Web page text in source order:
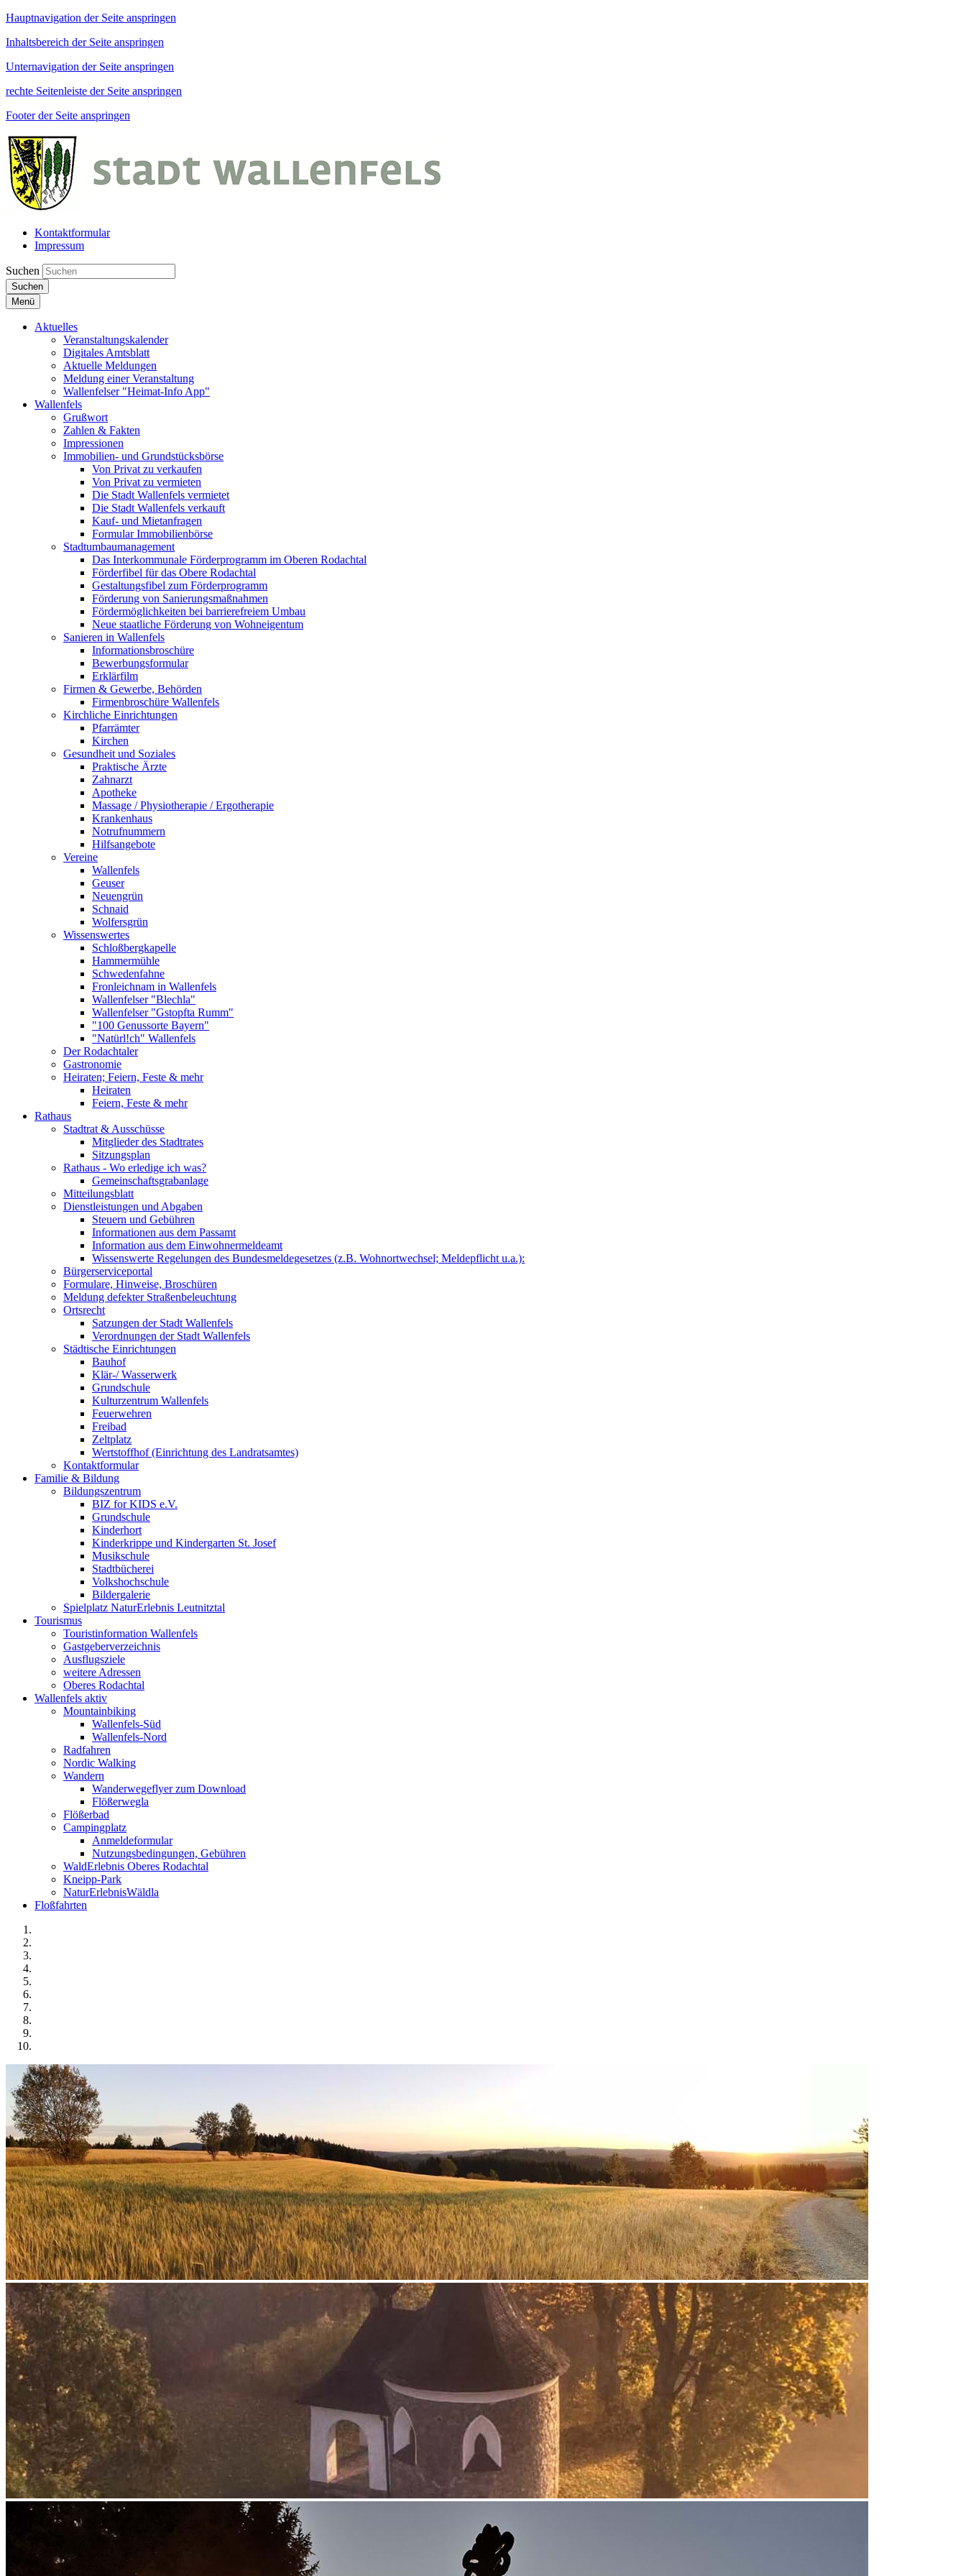
Hauptnavigation der Seite anspringen
Inhaltsbereich der Seite anspringen
Unternavigation der Seite anspringen
rechte Seitenleiste der Seite anspringen
Footer der Seite anspringen
Kontaktformular
Impressum
Suchen
Suchen
Menü
Aktuelles
Veranstaltungskalender
Digitales Amtsblatt
Aktuelle Meldungen
Meldung einer Veranstaltung
Wallenfelser "Heimat-Info App"
Wallenfels
Grußwort
Zahlen & Fakten
Impressionen
Immobilien- und Grundstücksbörse
Von Privat zu verkaufen
Von Privat zu vermieten
Die Stadt Wallenfels vermietet
Die Stadt Wallenfels verkauft
Kauf- und Mietanfragen
Formular Immobilienbörse
Stadtumbaumanagement
Das Interkommunale Förderprogramm im Oberen Rodachtal
Förderfibel für das Obere Rodachtal
Gestaltungsfibel zum Förderprogramm
Förderung von Sanierungsmaßnahmen
Fördermöglichkeiten bei barrierefreiem Umbau
Neue staatliche Förderung von Wohneigentum
Sanieren in Wallenfels
Informationsbroschüre
Bewerbungsformular
Erklärfilm
Firmen & Gewerbe, Behörden
Firmenbroschüre Wallenfels
Kirchliche Einrichtungen
Pfarrämter
Kirchen
Gesundheit und Soziales
Praktische Ärzte
Zahnarzt
Apotheke
Massage / Physiotherapie / Ergotherapie
Krankenhaus
Notrufnummern
Hilfsangebote
Vereine
Wallenfels
Geuser
Neuengrün
Schnaid
Wolfersgrün
Wissenswertes
Schloßbergkapelle
Hammermühle
Schwedenfahne
Fronleichnam in Wallenfels
Wallenfelser "Blechla"
Wallenfelser "Gstopfta Rumm"
"100 Genussorte Bayern"
"Natürl!ch" Wallenfels
Der Rodachtaler
Gastronomie
Heiraten; Feiern, Feste & mehr
Heiraten
Feiern, Feste & mehr
Rathaus
Stadtrat & Ausschüsse
Mitglieder des Stadtrates
Sitzungsplan
Rathaus - Wo erledige ich was?
Gemeinschaftsgrabanlage
Mitteilungsblatt
Dienstleistungen und Abgaben
Steuern und Gebühren
Informationen aus dem Passamt
Information aus dem Einwohnermeldeamt
Wissenswerte Regelungen des Bundesmeldegesetzes (z.B. Wohnortwechsel; Meldepflicht u.a.):
Bürgerserviceportal
Formulare, Hinweise, Broschüren
Meldung defekter Straßenbeleuchtung
Ortsrecht
Satzungen der Stadt Wallenfels
Verordnungen der Stadt Wallenfels
Städtische Einrichtungen
Bauhof
Klär-/ Wasserwerk
Grundschule
Kulturzentrum Wallenfels
Feuerwehren
Freibad
Zeltplatz
Wertstoffhof (Einrichtung des Landratsamtes)
Kontaktformular
Familie & Bildung
Bildungszentrum
BIZ for KIDS e.V.
Grundschule
Kinderhort
Kinderkrippe und Kindergarten St. Josef
Musikschule
Stadtbücherei
Volkshochschule
Bildergalerie
Spielplatz NaturErlebnis Leutnitztal
Tourismus
Touristinformation Wallenfels
Gastgeberverzeichnis
Ausflugsziele
weitere Adressen
Oberes Rodachtal
Wallenfels aktiv
Mountainbiking
Wallenfels-Süd
Wallenfels-Nord
Radfahren
Nordic Walking
Wandern
Wanderwegeflyer zum Download
Flößerwegla
Flößerbad
Campingplatz
Anmeldeformular
Nutzungsbedingungen, Gebühren
WaldErlebnis Oberes Rodachtal
Kneipp-Park
NaturErlebnisWäldla
Floßfahrten